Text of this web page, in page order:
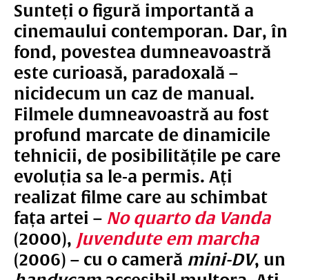
Sunteți o figură importantă a
cinemaului contemporan. Dar, în
fond, povestea dumneavoastră
este curioasă, paradoxală –
nicidecum un caz de manual.
Filmele dumneavoastră au fost
profund marcate de dinamicile
tehnicii, de posibilitățile pe care
evoluția sa le-a permis. Ați
realizat filme care au schimbat
fața artei – No quarto da Vanda
(2000), Juvendute em marcha
(2006) – cu o cameră mini-DV, un